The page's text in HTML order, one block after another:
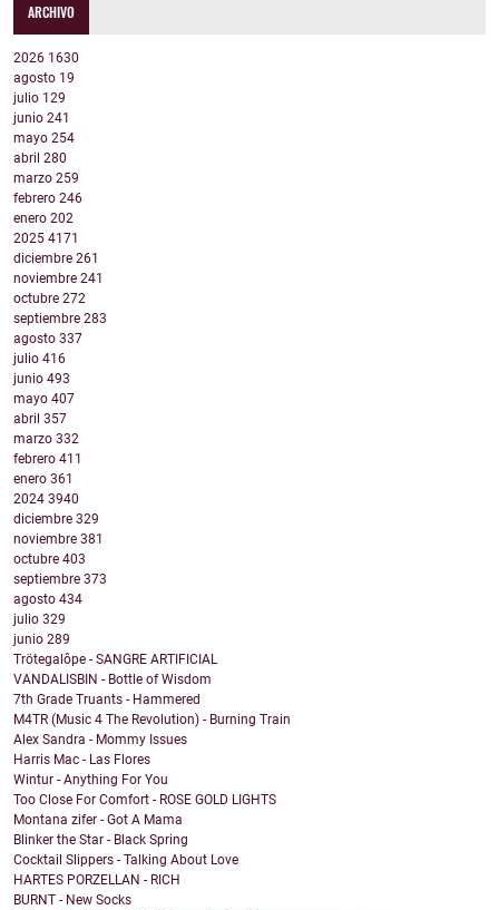
ARCHIVO
2026 1630
agosto 19
julio 129
junio 241
mayo 254
abril 280
marzo 259
febrero 246
enero 202
2025 4171
diciembre 261
noviembre 241
octubre 272
septiembre 283
agosto 337
julio 416
junio 493
mayo 407
abril 357
marzo 332
febrero 411
enero 361
2024 3940
diciembre 329
noviembre 381
octubre 403
septiembre 373
agosto 434
julio 329
junio 289
Trötegalôpe - SANGRE ARTIFICIAL
VANDALISBIN - Bottle of Wisdom
7th Grade Truants - Hammered
M4TR (Music 4 The Revolution) - Burning Train
Alex Sandra - Mommy Issues
Harris Mac - Las Flores
Wintur - Anything For You
Too Close For Comfort - ROSE GOLD LIGHTS
Montana zifer - Got A Mama
Blinker the Star - Black Spring
Cocktail Slippers - Talking About Love
HARTES PORZELLAN - RICH
BURNT - New Socks